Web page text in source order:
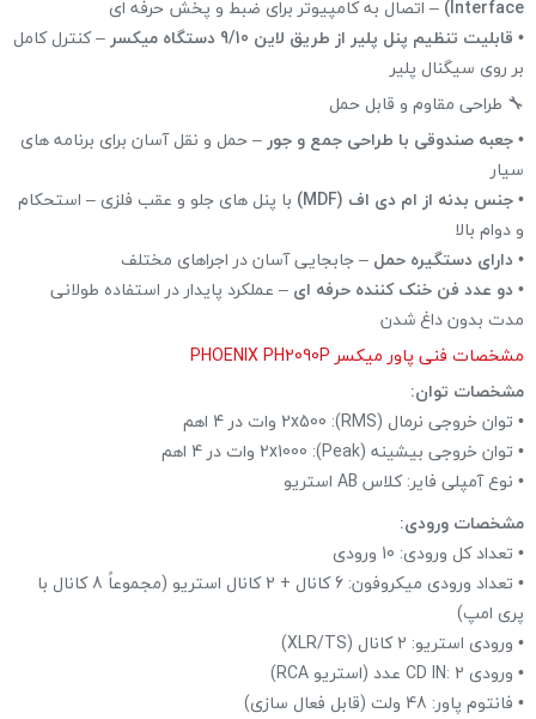
Interface) – اتصال به کامپیوتر برای ضبط و پخش حرفه ای
• قابلیت تنظیم پنل پلیر از طریق لاین 9/10 دستگاه میکسر
– کنترل کامل
بر روی سیگنال پلیر
🔧 طراحی مقاوم و قابل حمل
•جعبه صندوقی با طراحی جمع و جور– حمل و نقل آسان برای برنامه های
سیار
•جنس بدنه از ام دی اف (MDF)
با پنل های جلو و عقب فلزی – استحکام
و دوام بالا
• دارای دستگیره حمل – جابجایی آسان در اجراهای مختلف
• دو عدد فن خنک کننده حرفه ای – عملکرد پایدار در استفاده طولانی
مدت بدون داغ شدن
مشخصات فنی پاور میکسر PHOENIX PH2090P
مشخصات توان:
• توان خروجی نرمال (RMS): 2x500 وات در 4 اهم
• توان خروجی بیشینه (Peak): 2x1000 وات در 4 اهم
• نوع آمپلی فایر: کلاس AB استریو
مشخصات ورودی:
• تعداد کل ورودی: 10 ورودی
• تعداد ورودی میکروفون: 6 کانال + 2 کانال استریو (مجموعاً 8 کانال با
پری امپ)
• ورودی استریو: 2 کانال (XLR/TS)
• ورودی CD IN: 2 عدد (استریو RCA)
• فانتوم پاور: 48 ولت (قابل فعال سازی)